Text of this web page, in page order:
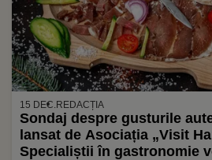
15 DEC. REDACȚIA
Sondaj despre gusturile
lansat de Asociația „Visit
Specialiștii în gastronomie